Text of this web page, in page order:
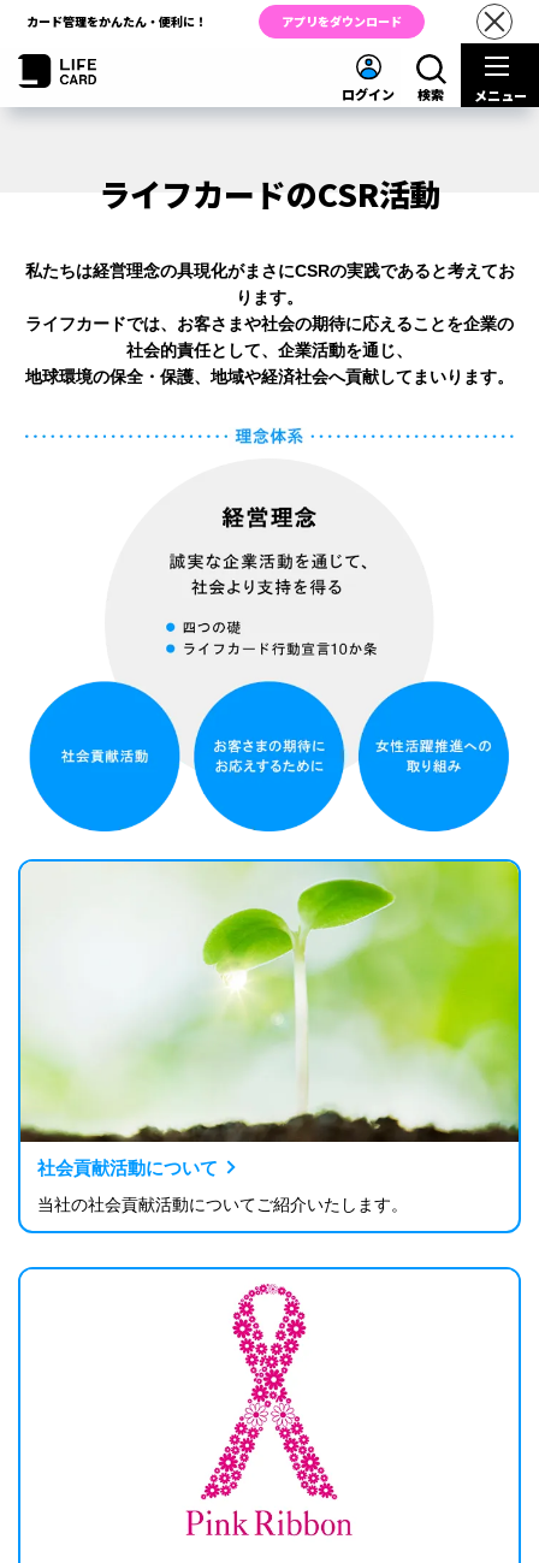
カード管理をかんたん・便利に！ アプリをダウンロード
ログイン 検索 メニュー
ライフカードのCSR活動
私たちは経営理念の具現化がまさにCSRの実践であると考えてお
ります。
ライフカードでは、お客さまや社会の期待に応えることを企業の
社会的責任として、企業活動を通じ、
地球環境の保全・保護、地域や経済社会へ貢献してまいります。
社会貢献活動について
当社の社会貢献活動についてご紹介いたします。